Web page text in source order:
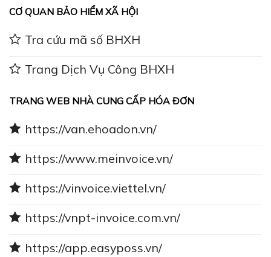
CƠ QUAN BẢO HIỂM XÃ HỘI
Tra cứu mã số BHXH
Trang Dịch Vụ Công BHXH
TRANG WEB NHÀ CUNG CẤP HÓA ĐƠN
https://van.ehoadon.vn/
https://www.meinvoice.vn/
https://vinvoice.viettel.vn/
https://vnpt-invoice.com.vn/
https://app.easyposs.vn/